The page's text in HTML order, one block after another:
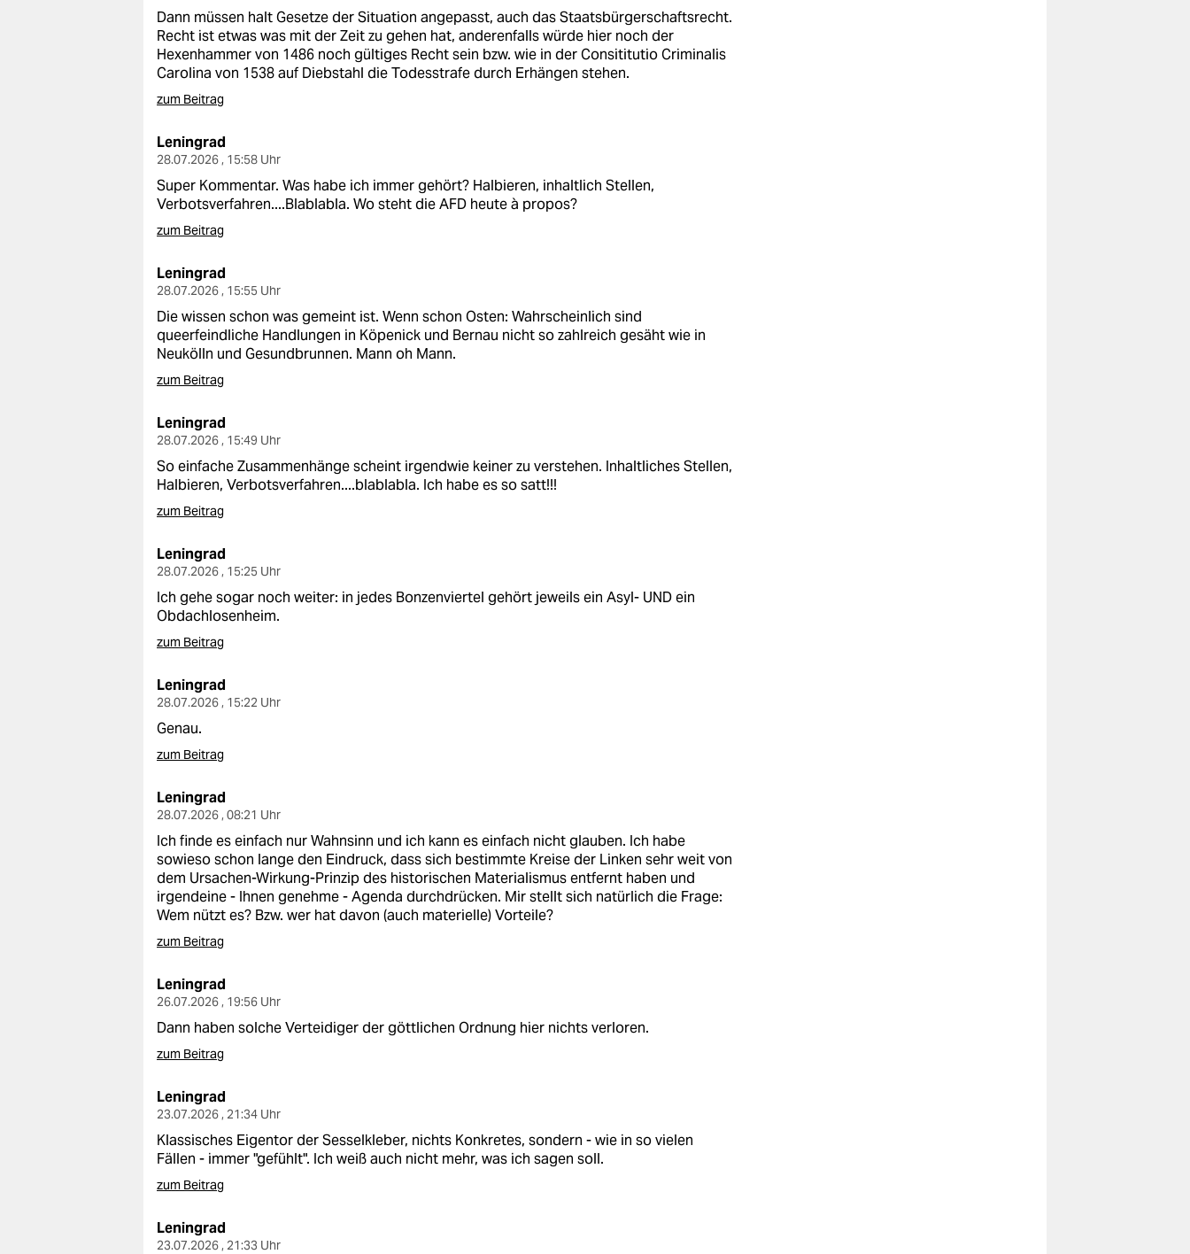
Dann müssen halt Gesetze der Situation angepasst, auch das Staatsbürgerschaftsrecht.
Recht ist etwas was mit der Zeit zu gehen hat, anderenfalls würde hier noch der
Hexenhammer von 1486 noch gültiges Recht sein bzw. wie in der Consititutio Criminalis
Carolina von 1538 auf Diebstahl die Todesstrafe durch Erhängen stehen.
zum Beitrag
Leningrad
28.07.2026 , 15:58 Uhr
Super Kommentar. Was habe ich immer gehört? Halbieren, inhaltlich Stellen,
Verbotsverfahren....Blablabla. Wo steht die AFD heute à propos?
zum Beitrag
Leningrad
28.07.2026 , 15:55 Uhr
Die wissen schon was gemeint ist. Wenn schon Osten: Wahrscheinlich sind
queerfeindliche Handlungen in Köpenick und Bernau nicht so zahlreich gesäht wie in
Neukölln und Gesundbrunnen. Mann oh Mann.
zum Beitrag
Leningrad
28.07.2026 , 15:49 Uhr
So einfache Zusammenhänge scheint irgendwie keiner zu verstehen. Inhaltliches Stellen,
Halbieren, Verbotsverfahren....blablabla. Ich habe es so satt!!!
zum Beitrag
Leningrad
28.07.2026 , 15:25 Uhr
Ich gehe sogar noch weiter: in jedes Bonzenviertel gehört jeweils ein Asyl- UND ein
Obdachlosenheim.
zum Beitrag
Leningrad
28.07.2026 , 15:22 Uhr
Genau.
zum Beitrag
Leningrad
28.07.2026 , 08:21 Uhr
Ich finde es einfach nur Wahnsinn und ich kann es einfach nicht glauben. Ich habe
sowieso schon lange den Eindruck, dass sich bestimmte Kreise der Linken sehr weit von
dem Ursachen-Wirkung-Prinzip des historischen Materialismus entfernt haben und
irgendeine - Ihnen genehme - Agenda durchdrücken. Mir stellt sich natürlich die Frage:
Wem nützt es? Bzw. wer hat davon (auch materielle) Vorteile?
zum Beitrag
Leningrad
26.07.2026 , 19:56 Uhr
Dann haben solche Verteidiger der göttlichen Ordnung hier nichts verloren.
zum Beitrag
Leningrad
23.07.2026 , 21:34 Uhr
Klassisches Eigentor der Sesselkleber, nichts Konkretes, sondern - wie in so vielen
Fällen - immer "gefühlt". Ich weiß auch nicht mehr, was ich sagen soll.
zum Beitrag
Leningrad
23.07.2026 , 21:33 Uhr